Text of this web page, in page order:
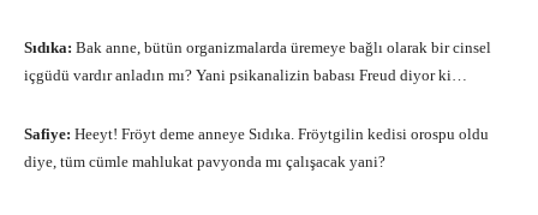
Sıdıka: Bak anne, bütün organizmalarda üremeye bağlı olarak bir cinsel
içgüdü vardır anladın mı? Yani psikanalizin babası Freud diyor ki…
Safiye: Heeyt! Fröyt deme anneye Sıdıka. Fröytgilin kedisi orospu oldu
diye, tüm cümle mahlukat pavyonda mı çalışacak yani?